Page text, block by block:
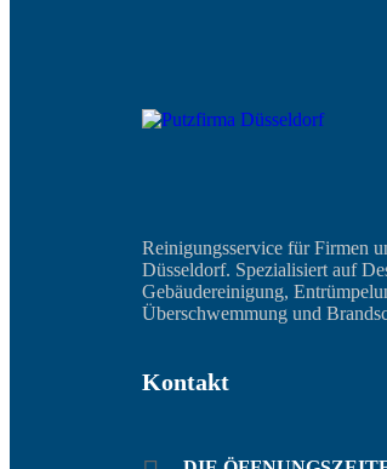
Reinigungsservice für Firmen
Düsseldorf. Spezialisiert auf
Gebäudereinigung,
Überschwemmung und
Kontakt